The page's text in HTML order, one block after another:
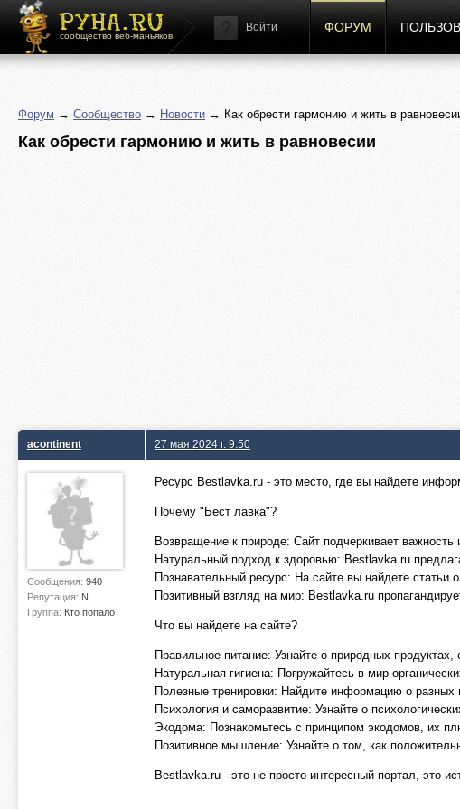
сообщество веб-маньяков
Войти ФОРУМ
Форум → Сообщество → Новости → Как обрести гармонию и жить в
Как обрести гармонию и жить в равновесии
acontinent
Сообщения: 940
Репутация: N
Группа: Кто попало
27 мая 2024 г. 9:50
Ресурс Bestlavka.ru - это место, где вы найдете
Почему "Бест лавка"?
Возвращение к природе: Сайт подчеркивает
Натуральный подход к здоровью: Bestlavka.ru
Познавательный ресурс: На сайте вы найдете статьи
Позитивный взгляд на мир: Bestlavka.ru
Что вы найдете на сайте?
Правильное питание: Узнайте о природных
Натуральная гигиена: Погружайтесь в мир
Полезные тренировки: Найдите информацию о
Психология и саморазвитие: Узнайте о
Экодома: Познакомьтесь с принципом экодомов, их
Позитивное мышление: Узнайте о том, как
Bestlavka.ru - это не просто интересный портал, это